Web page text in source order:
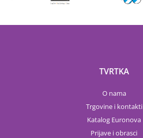
TVRTKA
O nama
Trgovine i kontakti
Katalog Euronova
Prijave i obrasci